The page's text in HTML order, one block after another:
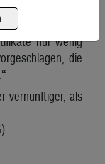
nur wenig
die
vernünftiger, als